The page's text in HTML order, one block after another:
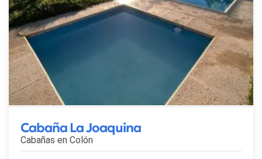
Cabaña La Joaquina
Cabañas en Colón